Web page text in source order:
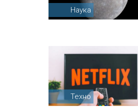
Наука
Техно